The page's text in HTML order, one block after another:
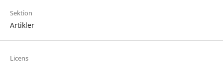
Sektion
Artikler
Licens